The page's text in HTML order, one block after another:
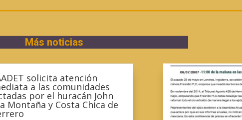
Más noticias
solicita atención
a las comunidades
por el huracán John
Montaña y Costa Chica de